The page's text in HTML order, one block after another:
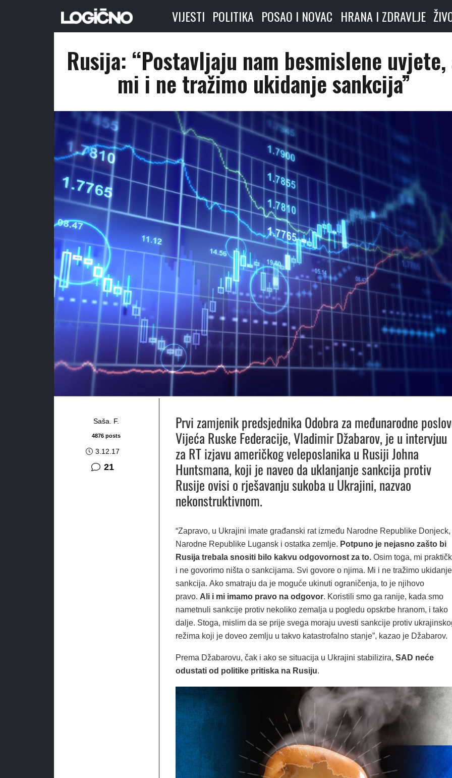
VIJESTI POLITIKA POSAO I NOVAC HRANA I ZDRAVLJE
Rusija: “Postavljaju nam besmislene uvjete,
mi i ne tražimo ukidanje sankcija”
Saša. F.
4876 posts
3.12.17
21komentar
Prvi zamjenik predsjednika Odobra za međunarodne
Vijeća Ruske Federacije, Vladimir Džabarov, je u intervjuu
za RT izjavu američkog veleposlanika u Rusiji Johna
Huntsmana, koji je naveo da uklanjanje sankcija protiv
Rusije ovisi o rješavanju sukoba u Ukrajini, nazvao
nekonstruktivnom.
“Zapravo, u Ukrajini imate građanski rat između Narodne Republike Donjeck,
Narodne Republike Lugansk i ostatka zemlje. Potpuno je nejasno zašto bi
Rusija trebala snositi bilo kakvu odgovornost za to.Osim toga, mi
i ne govorimo ništa o sankcijama. Svi govore o njima. Mi i ne tražimo ukidanje
sankcija. Ako smatraju da je moguće ukinuti ograničenja, to je njihovo
pravo. Ali i mi imamo pravo na odgovor. Koristili smo ga ranije, kada smo
nametnuli sankcije protiv nekoliko zemalja u pogledu opskrbe hranom, i tako
dalje. Stoga, mislim da se prije svega moraju uvesti sankcije protiv
režima koji je doveo zemlju u takvo katastrofalno stanje”, kazao je Džabarov.
Prema Džabarovu, čak i ako se situacija u Ukrajini stabilizira, SAD neće
odustati od politike pritiska na Rusiju.